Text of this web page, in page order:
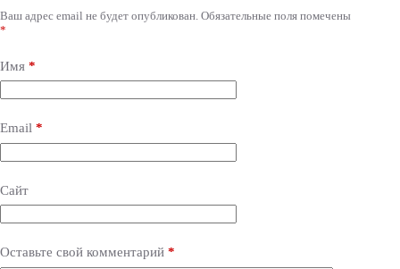
Ваш адрес email не будет опубликован. Обязательные поля помечены
*
Имя *
Email *
Сайт
Оставьте свой комментарий *
A
l
e
r
n
t
i
v
: